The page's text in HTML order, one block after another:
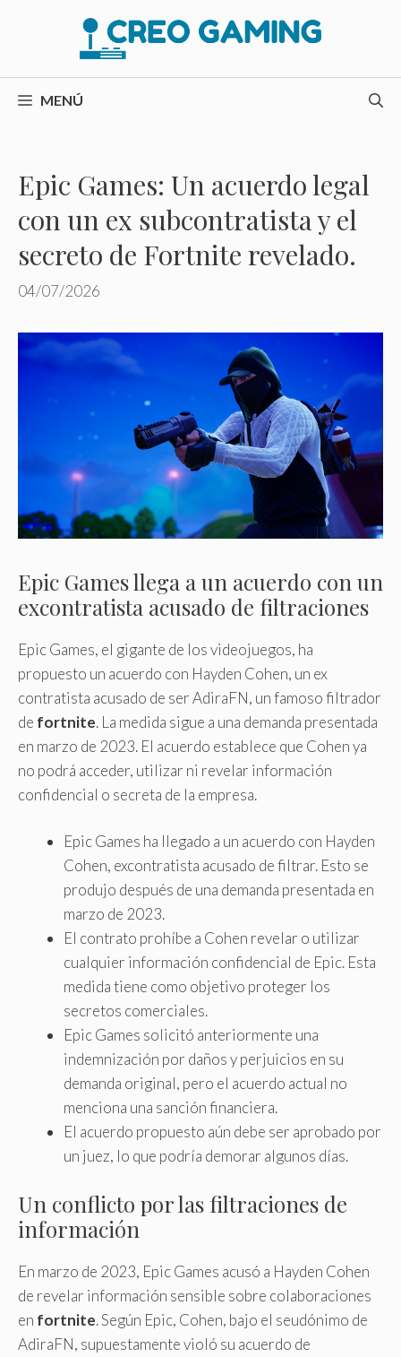
MENÚ
Epic Games: Un acuerdo legal
con un ex subcontratista y el
secreto de Fortnite revelado.
04/07/2026
Epic Games llega a un acuerdo con un
excontratista acusado de filtraciones
Epic Games, el gigante de los videojuegos, ha
propuesto un acuerdo con Hayden Cohen, un ex
contratista acusado de ser AdiraFN, un famoso filtrador
de fortnite. La medida sigue a una demanda presentada
en marzo de 2023. El acuerdo establece que Cohen ya
no podrá acceder, utilizar ni revelar información
confidencial o secreta de la empresa.
Epic Games ha llegado a un acuerdo con Hayden
Cohen, excontratista acusado de filtrar. Esto se
produjo después de una demanda presentada en
marzo de 2023.
El contrato prohíbe a Cohen revelar o utilizar
cualquier información confidencial de Epic. Esta
medida tiene como objetivo proteger los
secretos comerciales.
Epic Games solicitó anteriormente una
indemnización por daños y perjuicios en su
demanda original, pero el acuerdo actual no
menciona una sanción financiera.
El acuerdo propuesto aún debe ser aprobado por
un juez, lo que podría demorar algunos días.
Un conflicto por las filtraciones de
información
En marzo de 2023, Epic Games acusó a Hayden Cohen
de revelar información sensible sobre colaboraciones
en fortnite. Según Epic, Cohen, bajo el seudónimo de
AdiraFN, supuestamente violó su acuerdo de